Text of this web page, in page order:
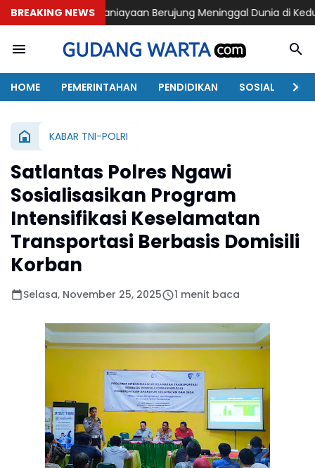
BREAKING NEWSBerujung Meninggal Dunia di Kedunggalar Ngawi
HOME PEMERINTAHAN PENDIDIKAN SOSIAL
KABAR TNI-POLRI
Satlantas Polres Ngawi
Sosialisasikan Program
Intensifikasi Keselamatan
Transportasi Berbasis Domisili
Korban
Selasa, November 25, 2025 1 menit baca